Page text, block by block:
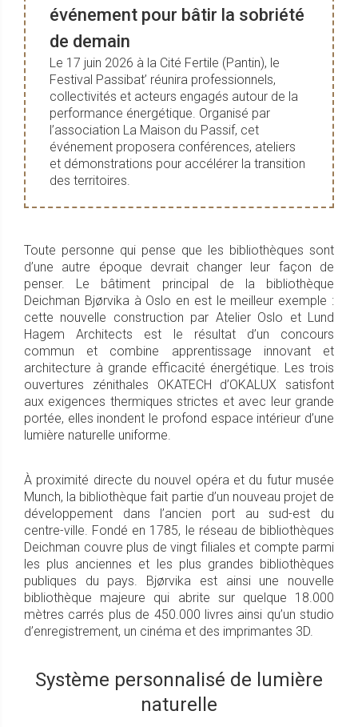
événement pour bâtir la sobriété
de demain
Le 17 juin 2026 à la Cité Fertile (Pantin), le
Festival Passibat’ réunira professionnels,
collectivités et acteurs engagés autour de la
performance énergétique. Organisé par
l’association La Maison du Passif, cet
événement proposera conférences, ateliers
et démonstrations pour accélérer la transition
des territoires.
Toute personne qui pense que les bibliothèques sont
d’une autre époque devrait changer leur façon de
penser. Le bâtiment principal de la bibliothèque
Deichman Bjørvika à Oslo en est le meilleur exemple :
cette nouvelle construction par Atelier Oslo et Lund
Hagem Architects est le résultat d’un concours
commun et combine apprentissage innovant et
architecture à grande efficacité énergétique. Les trois
ouvertures zénithales OKATECH d’OKALUX satisfont
aux exigences thermiques strictes et avec leur grande
portée, elles inondent le profond espace intérieur d’une
lumière naturelle uniforme.
À proximité directe du nouvel opéra et du futur musée
Munch, la bibliothèque fait partie d’un nouveau projet de
développement dans l’ancien port au sud-est du
centre-ville. Fondé en 1785, le réseau de bibliothèques
Deichman couvre plus de vingt filiales et compte parmi
les plus anciennes et les plus grandes bibliothèques
publiques du pays. Bjørvika est ainsi une nouvelle
bibliothèque majeure qui abrite sur quelque 18.000
mètres carrés plus de 450.000 livres ainsi qu’un studio
d’enregistrement, un cinéma et des imprimantes 3D.
Système personnalisé de lumière
naturelle